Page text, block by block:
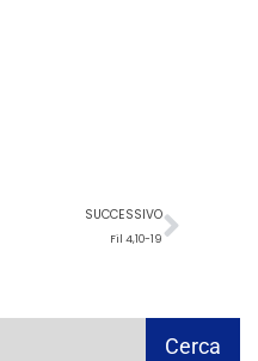
SUCCESSIVO
Fil 4,10-19
Cerca